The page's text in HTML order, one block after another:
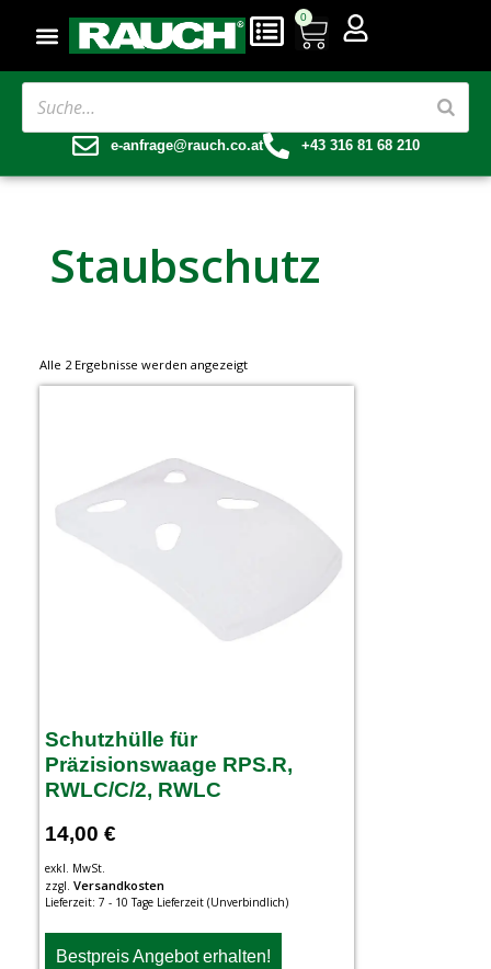
0
e-anfrage@rauch.co.at +43 316 81 68 210
Staubschutz
Alle 2 Ergebnisse werden angezeigt
Schutzhülle für
Präzisionswaage RPS.R,
RWLC/C/2, RWLC
14,00 €
exkl. MwSt.
zzgl. Versandkosten
Lieferzeit: 7 - 10 Tage Lieferzeit (Unverbindlich)
Bestpreis Angebot erhalten!